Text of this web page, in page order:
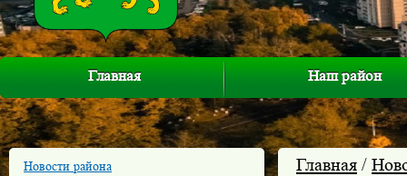
Главная Наш район
Новости района
Главная /